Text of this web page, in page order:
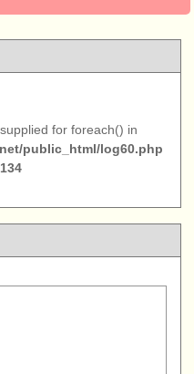
for foreach() in
public_html/log60.php
134